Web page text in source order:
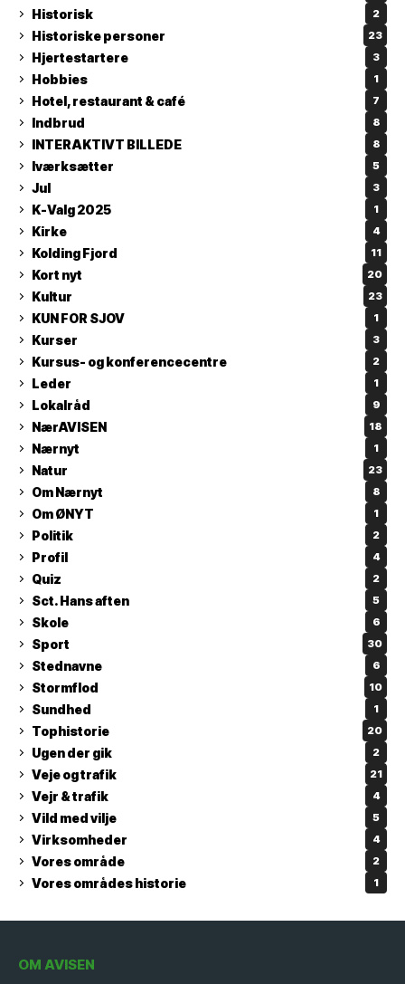
Historisk 2
Historiske personer 23
Hjertestartere 3
Hobbies 1
Hotel, restaurant & café 7
Indbrud 8
INTERAKTIVT BILLEDE 8
Iværksætter 5
Jul 3
K-Valg 2025 1
Kirke 4
Kolding Fjord 11
Kort nyt 20
Kultur 23
KUN FOR SJOV 1
Kurser 3
Kursus- og konferencecentre 2
Leder 1
Lokalråd 9
NærAVISEN 18
Nærnyt 1
Natur 23
Om Nærnyt 8
Om ØNYT 1
Politik 2
Profil 4
Quiz 2
Sct. Hans aften 5
Skole 6
Sport 30
Stednavne 6
Stormflod 10
Sundhed 1
Tophistorie 20
Ugen der gik 2
Veje og trafik 21
Vejr & trafik 4
Vild med vilje 5
Virksomheder 4
Vores område 2
Vores områdes historie 1
OM AVISEN